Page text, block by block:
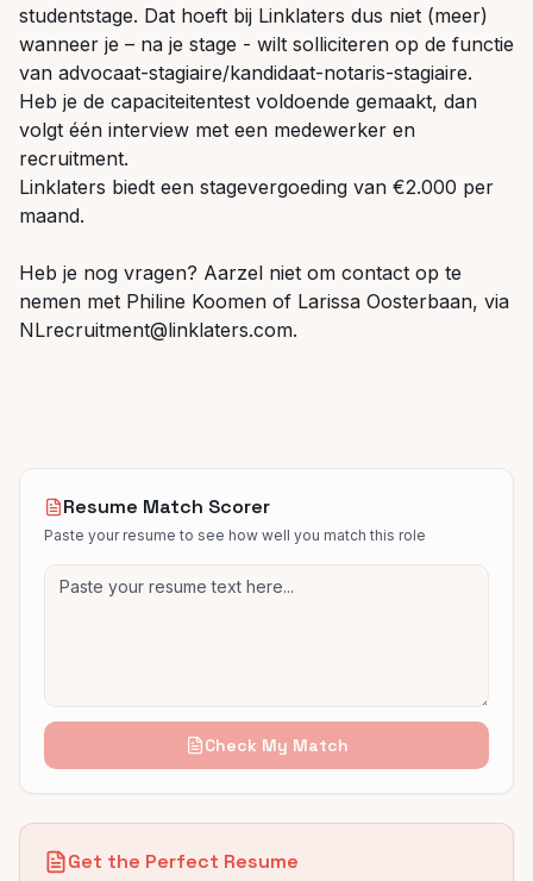
studentstage. Dat hoeft bij Linklaters dus niet (meer)
wanneer je – na je stage - wilt solliciteren op de functie
van advocaat-stagiaire/kandidaat-notaris-stagiaire.
Heb je de capaciteitentest voldoende gemaakt, dan
volgt één interview met een medewerker en
recruitment.
Linklaters biedt een stagevergoeding van €2.000 per
maand.
Heb je nog vragen? Aarzel niet om contact op te
nemen met Philine Koomen of Larissa Oosterbaan, via
NLrecruitment@linklaters.com.
Resume Match Scorer
Paste your resume to see how well you match this role
Check My Match
Get the Perfect Resume